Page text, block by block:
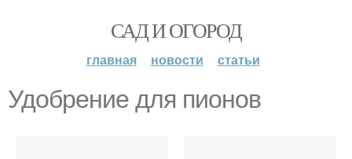
САД И ОГОРОД
главная новости статьи
Удобрение для пионов